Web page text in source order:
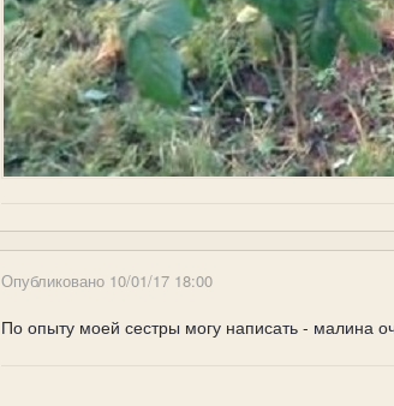
Опубликовано 10/01/17 18:00
По опыту моей сестры могу написать - малина